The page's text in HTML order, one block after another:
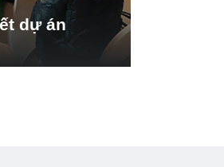
dự án